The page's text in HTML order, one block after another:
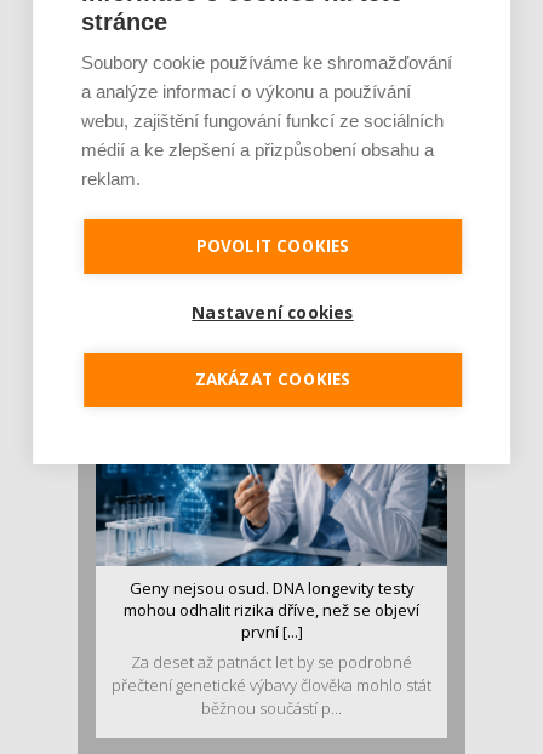
Je jen pro sportovce, přiberu po něm a ve
stravě ho mám dostatek. Znáte nejčastějš [...]
Pojem protein již nějakou dobu rezonuje
se o ně...
Geny nejsou osud. DNA longevity testy
mohou odhalit rizika dříve, než se objeví
první [...]
Za deset až patnáct let by se podrobné
přečtení genetické výbavy člověka mohlo stát
běžnou součástí p...
stránce
Soubory cookie používáme ke shromažďování
a analýze informací o výkonu a používání
webu, zajištění fungování funkcí ze sociálních
médií a ke zlepšení a přizpůsobení obsahu a
reklam.
POVOLIT COOKIES
Nastavení cookies
ZAKÁZAT COOKIES